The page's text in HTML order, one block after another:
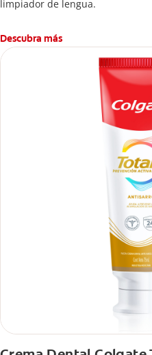
limpiador de lengua.
Descubra más